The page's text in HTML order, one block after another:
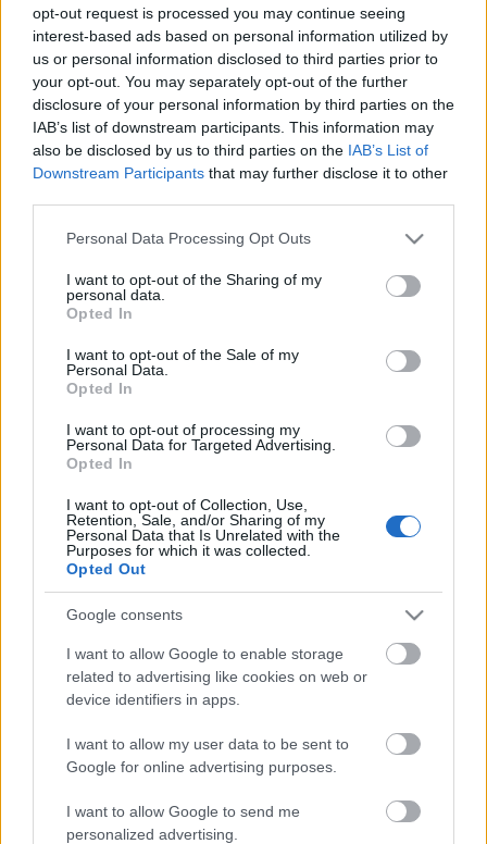
opt-out request is processed you may continue seeing
interest-based ads based on personal information utilized by
us or personal information disclosed to third parties prior to
your opt-out. You may separately opt-out of the further
disclosure of your personal information by third parties on the
IAB’s list of downstream participants. This information may
also be disclosed by us to third parties on the IAB’s List of
Downstream Participants that may further disclose it to other
Please note that this website/app uses one or more Google
not limited to your visit or usage behaviour. You may click to
grant or deny consent to Google and its third-party tags to
use your data for below specified purposes in below Google
consent section.
Personal Data Processing Opt Outs
I want to opt-out of the Sharing of my
personal data.
Opted In
I want to opt-out of the Sale of my
Personal Data.
Opted In
I want to opt-out of processing my
Personal Data for Targeted Advertising.
Opted In
I want to opt-out of Collection, Use,
Retention, Sale, and/or Sharing of my
Personal Data that Is Unrelated with the
Purposes for which it was collected.
Opted Out
Google consents
I want to allow Google to enable storage
related to advertising like cookies on web or
device identifiers in apps.
I want to allow my user data to be sent to
Google for online advertising purposes.
I want to allow Google to send me
personalized advertising.
Aranyszájú Szt. Róbert
önismétlés
Az Alkoholisták•2012. június 04.
Az adatbázisunk szerint A Művelt Alkoholista első
posztja. Hogy valóban így volt-e, tudja a bánat, de
egy biztos, én máig büszke vagyok rá, még ...
Rövidzárlat
Az Alkoholisták•2012. június 04.
A Művelt Alkoholista nagyjából hét évvel ezelőtt
indult, és most véget ér.
•2012. május 31.
Szászi Endreamellett, hogy tiszta,
tökéletes arányban képes keverni a ...
Két hétig csak fesztiválok
Bár az időjárás még bizonytalankodik,
menthetetlenül elkezdődött az idei szabadtéri
fesztiválszezon. A következő két hét kínálatából ...